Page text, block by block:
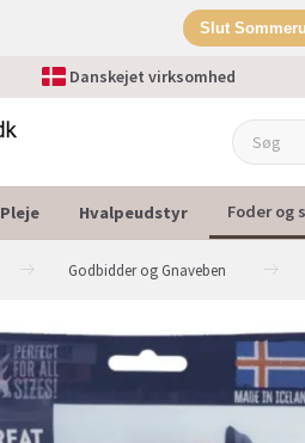
Slut
Danskejet virksomhed
Pleje Hvalpeudstyr Foder og
Godbidder og Gnaveben